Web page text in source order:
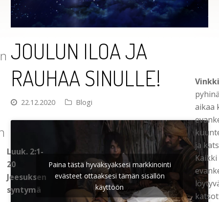
JOULUN ILOA JA
RAUHAA SINULLE!
22.12.2020 Blogi
Luuk. 2:1-
20
Jeesuksen
syntymä
aikaa
ja
Paina tästä hyväksyäksesi markkinointi
evästeet ottaaksesi tämän sisällön
käyttöön